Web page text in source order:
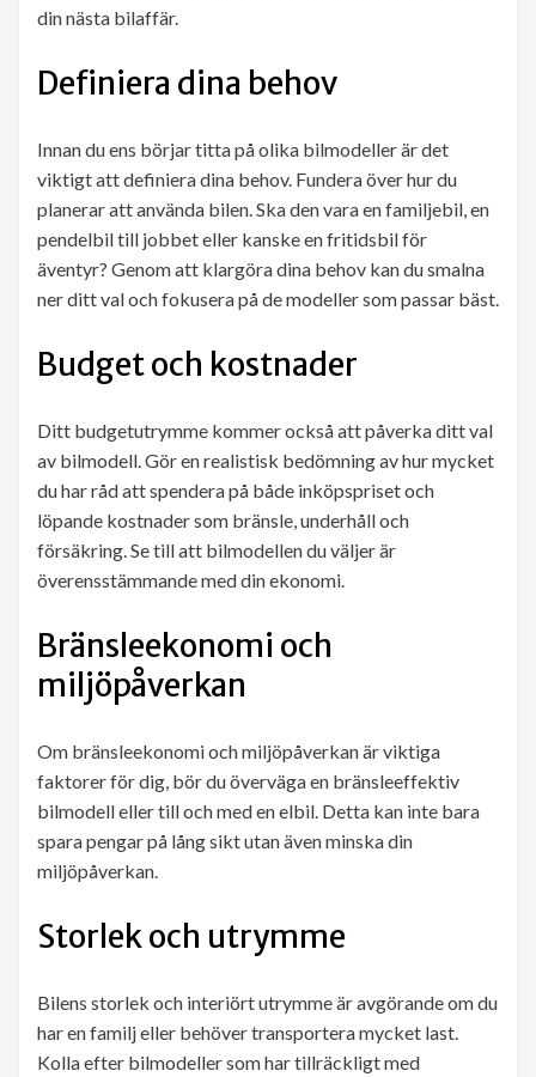
din nästa bilaffär.
Definiera dina behov
Innan du ens börjar titta på olika bilmodeller är det
viktigt att definiera dina behov. Fundera över hur du
planerar att använda bilen. Ska den vara en familjebil, en
pendelbil till jobbet eller kanske en fritidsbil för
äventyr? Genom att klargöra dina behov kan du smalna
ner ditt val och fokusera på de modeller som passar bäst.
Budget och kostnader
Ditt budgetutrymme kommer också att påverka ditt val
av bilmodell. Gör en realistisk bedömning av hur mycket
du har råd att spendera på både inköpspriset och
löpande kostnader som bränsle, underhåll och
försäkring. Se till att bilmodellen du väljer är
överensstämmande med din ekonomi.
Bränsleekonomi och
miljöpåverkan
Om bränsleekonomi och miljöpåverkan är viktiga
faktorer för dig, bör du överväga en bränsleeffektiv
bilmodell eller till och med en elbil. Detta kan inte bara
spara pengar på lång sikt utan även minska din
miljöpåverkan.
Storlek och utrymme
Bilens storlek och interiört utrymme är avgörande om du
har en familj eller behöver transportera mycket last.
Kolla efter bilmodeller som har tillräckligt med